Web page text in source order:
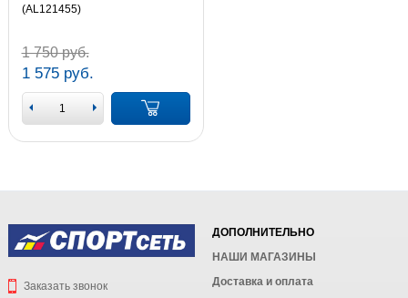
(AL121455)
1 750 руб.
1 575 руб.
Заказать звонок
ДОПОЛНИТЕЛЬНО
НАШИ МАГАЗИНЫ
Доставка и оплата